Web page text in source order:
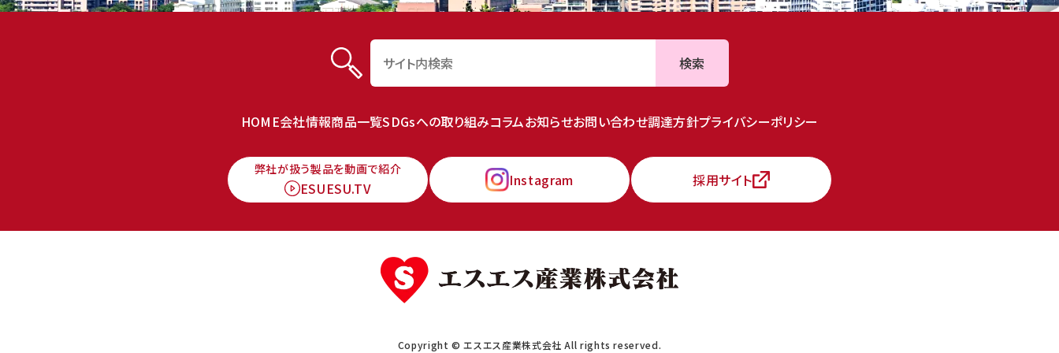
検索
HOME会社情報商品一覧SDGsへの取り組みコラムお知らせお問い合わせ調達方針プライバシーポリシー
弊社が扱う製品を動画で紹介
ESUESU.TV Instagram 採用サイト
Copyright © エスエス産業株式会社 All rights reserved.